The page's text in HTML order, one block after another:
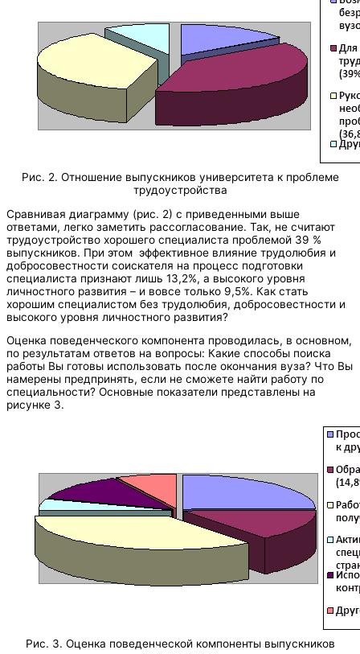
Рис. 2. Отношение выпускников университета к проблеме
трудоустройства
Сравнивая диаграмму (рис. 2) с приведенными выше
ответами, легко заметить рассогласование. Так, не считают
трудоустройство хорошего специалиста проблемой 39 %
выпускников. При этом эффективное влияние трудолюбия и
добросовестности соискателя на процесс подготовки
специалиста признают лишь 13,2%, а высокого уровня
личностного развития – и вовсе только 9,5%. Как стать
хорошим специалистом без трудолюбия, добросовестности и
высокого уровня личностного развития?
Оценка поведенческого компонента проводилась, в основном,
по результатам ответов на вопросы: Какие способы поиска
работы Вы готовы использовать после окончания вуза? Что Вы
намерены предпринять, если не сможете найти работу по
специальности? Основные показатели представлены на
рисунке 3.
Рис. 3. Оценка поведенческой компоненты выпускников